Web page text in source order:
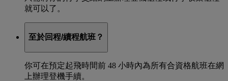
就可以了。
至於回程/續程航班？
你可在預定起飛時間前 48 小時內為所有合資格航班在網
上辦理登機手續。